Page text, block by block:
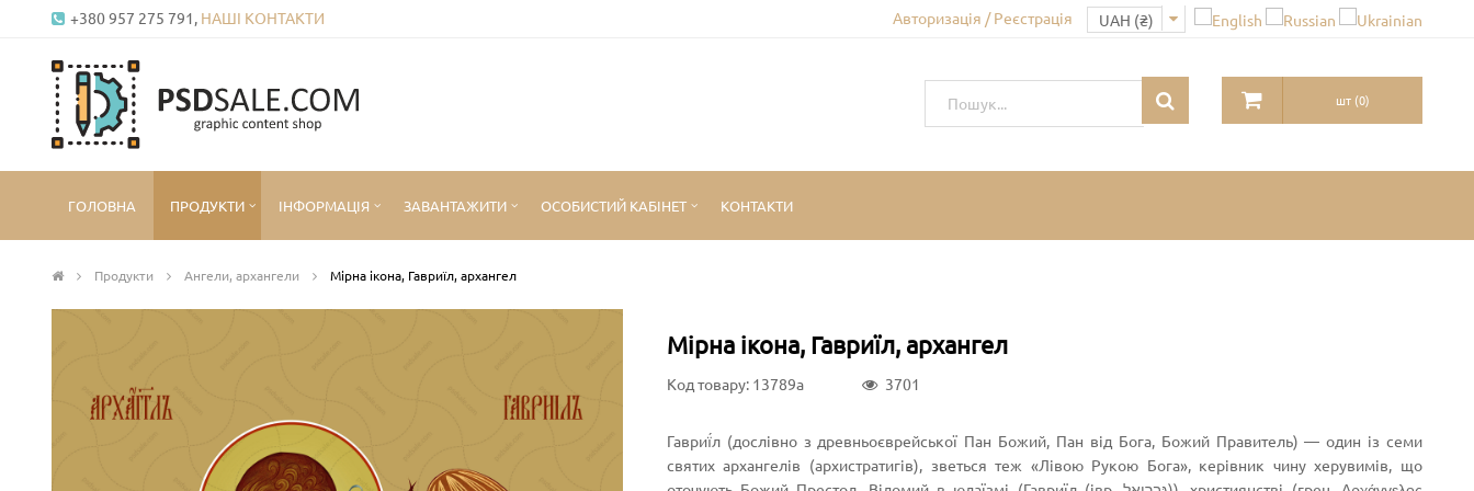
+380 957 275 791, НАШІ КОНТАКТИ Авторизація / Реєстрація
шт(0)
ГОЛОВНА ПРОДУКТИ ІНФОРМАЦІЯ ЗАВАНТАЖИТИ ОСОБИСТИЙ КАБІНЕТ КОНТАКТИ
Продукти Ангели, архангели Мірна ікона, Гавриїл, архангел
Мірна ікона, Гавриїл, архангел
Код товару: 13789a 3701
Гавриї́л (дослівно з древньоєврейської Пан Божий, Пан від Бога, Божий Правитель) — один із семи
святих архангелів (архистратигів), зветься теж «Лівою Рукою Бога», керівник чину херувимів, що